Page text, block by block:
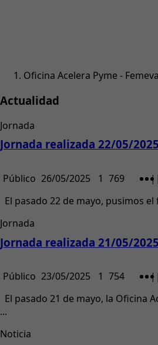
Oficina Acelera Pyme -
Actualidad
Jornada
Jornada realizada 22/05/
Público 26/05/2025 1 769 |
El pasado 22 de mayo, pusimos
Jornada
Jornada realizada 21/05/
Público 23/05/2025 1 754 |
El pasado 21 de mayo, la Oficina
...
Noticia